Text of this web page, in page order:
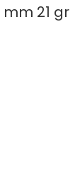
mm 21 gr